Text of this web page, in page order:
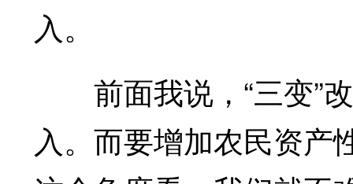
入。
前面我说，“三变”改
入。而要增加农民资产